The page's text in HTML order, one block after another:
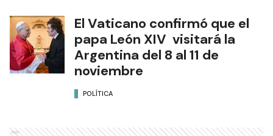
El Vaticano confirmó que el
papa León XIV visitará la
Argentina del 8 al 11 de
noviembre
POLÍTICA
Ads